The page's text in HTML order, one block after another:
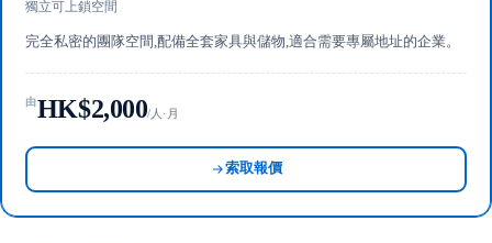
獨立可上鎖空間
完全私密的團隊空間,配備全套家具與儲物,適合需要專屬地址的企業。
由HK$2,000/人·月
索取報價